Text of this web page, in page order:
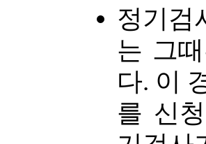
정기검
는 그
다. 이
를 신